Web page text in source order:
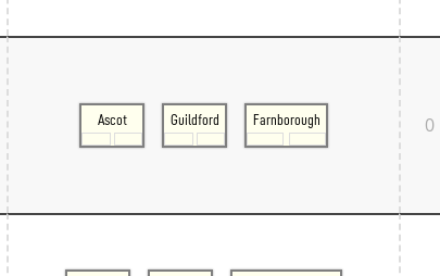
Ascot Guildford Farnborough 0